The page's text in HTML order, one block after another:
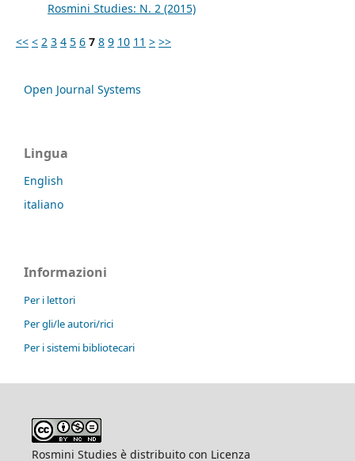
Rosmini Studies: N. 2 (2015)
<< < 2 3 4 5 6 7 8 9 10 11 > >>
Open Journal Systems
Lingua
English
italiano
Informazioni
Per i lettori
Per gli/le autori/rici
Per i sistemi bibliotecari
Rosmini Studies è distribuito con Licenza